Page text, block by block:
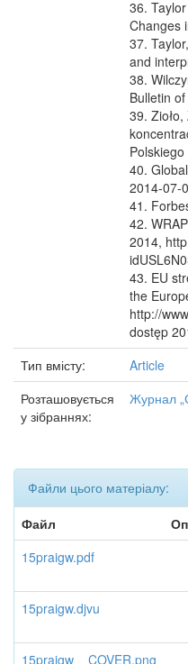
36.
Changes
37.
and
38.
Bulletin
39.
40.
2014-07-
41.
42.
2014,
43. EU
the
http://
dostęp
Тип вмісту:
Article
Розташовується
у зібраннях:
Журнал
Файли цього матеріалу:
Файл
15praigw.pdf
15praigw.djvu
15praigw__COVER.png